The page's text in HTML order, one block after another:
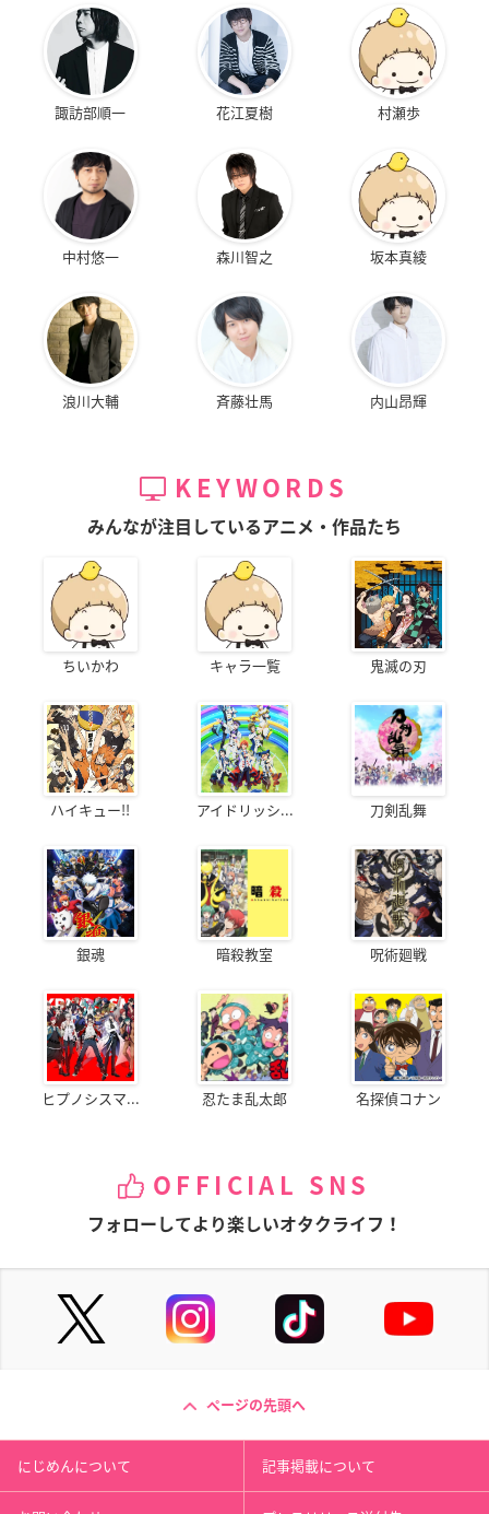
諏訪部順一 花江夏樹 村瀬歩
中村悠一 森川智之 坂本真綾
浪川大輔 斉藤壮馬 内山昂輝
KEYWORDS
みんなが注目しているアニメ・作品たち
ちいかわ キャラ一覧 鬼滅の刃
ハイキュー!! アイドリッシ... 刀剣乱舞
銀魂 暗殺教室 呪術廻戦
ヒプノシスマ... 忍たま乱太郎 名探偵コナン
OFFICIAL SNS
フォローしてより楽しいオタクライフ！
ページの先頭へ
にじめんについて 記事掲載について